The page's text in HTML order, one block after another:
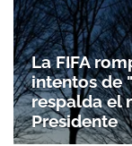
La FIFA
intentos de
respalda el
Presidente